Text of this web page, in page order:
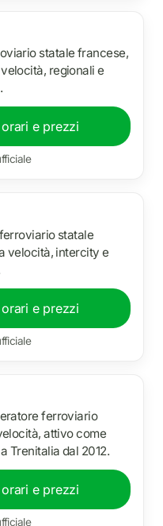
statale francese,
regionali e
e prezzi
statale
velocità, intercity e
e prezzi
ferroviario
attivo come
Trenitalia dal 2012.
e prezzi